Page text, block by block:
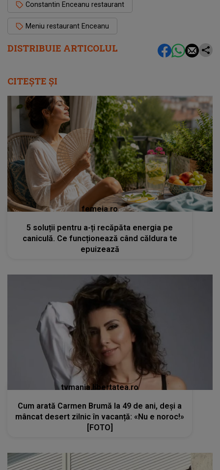
DISTRIBUIE ARTICOLUL
Constantin Enceanu restaurant
Meniu restaurant Enceanu
CITEȘTE ȘI
femeia.ro
5 soluții pentru a-ți recăpăta energia pe
caniculă. Ce funcționează când căldura te
epuizează
tvmania.libertatea.ro
Cum arată Carmen Brumă la 49 de ani, deși a
mâncat desert zilnic în vacanță: «Nu e noroc!»
[FOTO]